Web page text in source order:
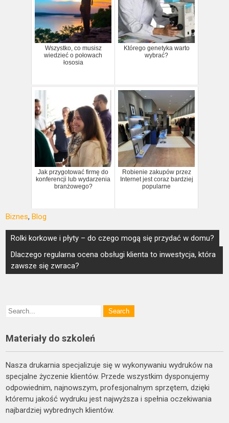
Wszystko, co musisz
wiedzieć o połowach
łososia
Którego genetyka warto
wybrać?
Jak przygotować firmę do
konferencji lub wydarzenia
branżowego?
Robienie zakupów przez
Internet jest coraz bardziej
popularne
Biznes,Blog
Nawigacja
wpisu
Rolki korkowe i płyty – do czego mogą się przydać w domu?
Dlaczego regularna ocena obsługi klienta to inwestycja, która
zawsze się zwraca?
Materiały do szkoleń
Nasza drukarnia specjalizuje się w wykonywaniu wydruków na
specjalne życzenie klientów. Przede wszystkim dysponujemy
odpowiednim, najnowszym, profesjonalnym sprzętem, dzięki
któremu jakość wydruku jest najwyższa i spełnia oczekiwania
najbardziej wybrednych klientów.